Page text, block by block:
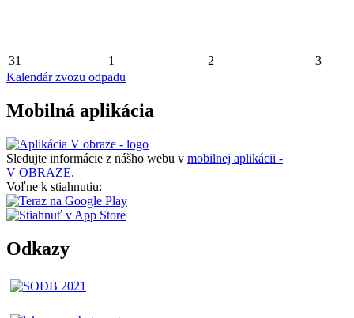
31 1 2
3
Kalendár zvozu odpadu
Mobilná aplikácia
Sledujte informácie z nášho webu v mobilnej aplikácii -
V OBRAZE.
Voľne k stiahnutiu:
Odkazy